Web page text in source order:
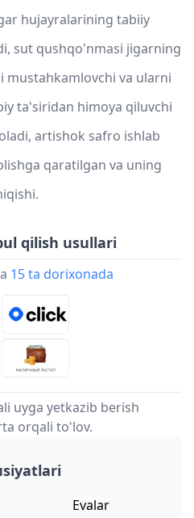
hujayralarining tabiiy
sut qushqo'nmasi jigarning
mustahkamlovchi va ularni
ta'siridan himoya qiluvchi
artishok safro ishlab
qaratilgan va uning
qilish usullari
15 ta dorixonada
uyga yetkazib berish
orqali to'lov.
Evalar